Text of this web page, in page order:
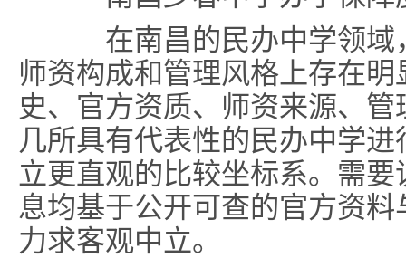
在南昌的民办中学领域
师资构成和管理风格上存在
史、官方资质、师资来源、
几所具有代表性的民办中学
立更直观的比较坐标系。需
息均基于公开可查的官方资
力求客观中立。